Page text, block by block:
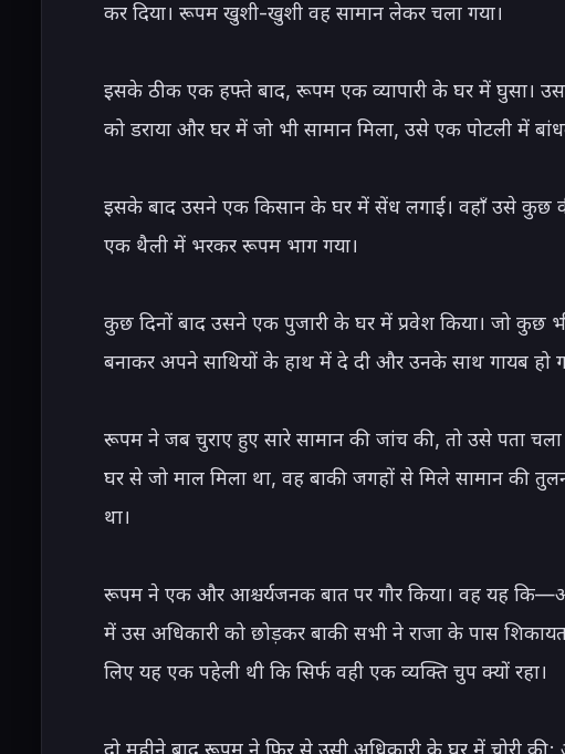
कर दिया। रूपम खुशी-खुशी वह सामान लेकर चला गया।
इसके ठीक एक हफ्ते बाद, रूपम एक व्यापारी के घर में घुसा।
को डराया और घर में जो भी सामान मिला, उसे एक पोटली में
इसके बाद उसने एक किसान के घर में सेंध लगाई। वहाँ उसे कुछ
एक थैली में भरकर रूपम भाग गया।
कुछ दिनों बाद उसने एक पुजारी के घर में प्रवेश किया। जो कुछ
बनाकर अपने साथियों के हाथ में दे दी और उनके साथ गायब हो
रूपम ने जब चुराए हुए सारे सामान की जांच की, तो उसे पता
घर से जो माल मिला था, वह बाकी जगहों से मिले सामान की
था।
रूपम ने एक और आश्चर्यजनक बात पर गौर किया। वह यह
में उस अधिकारी को छोड़कर बाकी सभी ने राजा के पास
लिए यह एक पहेली थी कि सिर्फ वही एक व्यक्ति चुप क्यों रहा।
दो महीने बाद रूपम ने फिर से उसी अधिकारी के घर में चोरी